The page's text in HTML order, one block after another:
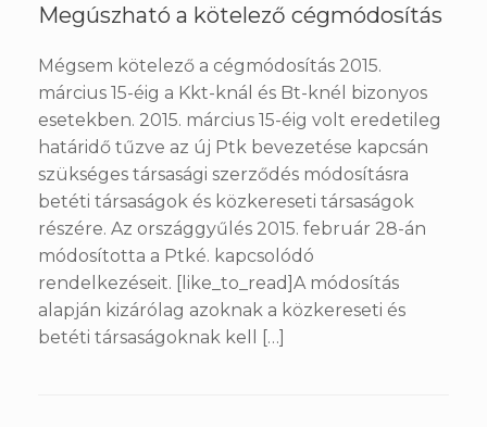
Megúszható a kötelező cégmódosítás
Mégsem kötelező a cégmódosítás 2015.
március 15-éig a Kkt-knál és Bt-knél bizonyos
esetekben. 2015. március 15-éig volt eredetileg
határidő tűzve az új Ptk bevezetése kapcsán
szükséges társasági szerződés módosításra
betéti társaságok és közkereseti társaságok
részére. Az országgyűlés 2015. február 28-án
módosította a Ptké. kapcsolódó
rendelkezéseit. [like_to_read]A módosítás
alapján kizárólag azoknak a közkereseti és
betéti társaságoknak kell […]